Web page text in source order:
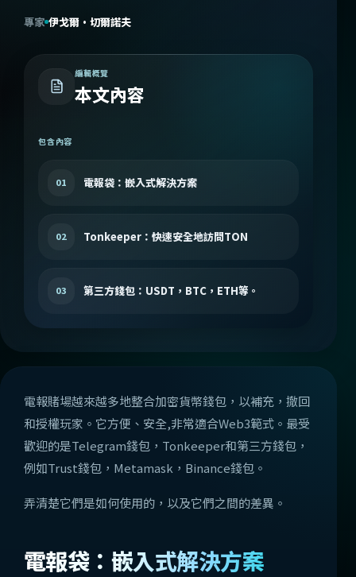
專家 伊戈爾·切爾諾夫
編輯概覽
本文內容
包含內容
01 電報袋：嵌入式解決方案
02 Tonkeeper：快速安全地訪問TON
03 第三方錢包：USDT，BTC，ETH等。
電報賭場越來越多地整合加密貨幣錢包，以補充，撤回
和授權玩家。它方便、安全,非常適合Web3範式。最受
歡迎的是Telegram錢包，Tonkeeper和第三方錢包，
例如Trust錢包，Metamask，Binance錢包。
弄清楚它們是如何使用的，以及它們之間的差異。
電報袋：嵌入式解決方案